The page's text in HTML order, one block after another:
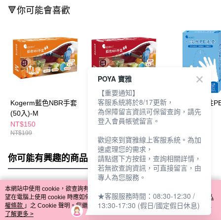
🔻你可能會喜歡
Kogerm藍色NBR手套
(50入)-M
NT$150
NT$199
Kogerm藍色NBR手套
(50入)-L
NT$150
KOgerm一次性
套-100入
你可能有興趣的商品 全站排行
熱門標籤
本網站中使用 cookie，欲查詢有關本網站使用 cookie 方式之詳情，及若您不希
望在電腦上使用 cookie 時應如何變更電腦的 cookie 設定，請參閱本網站「
隱私
權條款 」之 Cookie 聲明。您繼續使用本網站即表示您同意本公司得按本網站使
用條款之 Cookie 聲明使用 cookie。
了解更多 >
POYA 寶雅
【重要通知】
客服系統將於8/17更新，
為保障留言資訊可保留查詢，請先
登入會員帳號留言。
歡迎來到寶雅線上客服系統。為加
速處理您的需求，
請點選下方按鈕，查詢相關詳情，
若無欲查詢資訊，可直接留言，由
專人為您服務。
★客服服務時間：08:30-12:30 /
13:30-17:30 (假日/國定假日休息)